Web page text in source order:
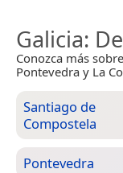
Galicia:
Conozca más
Pontevedra y La
Santiago de
Compostela
Pontevedra